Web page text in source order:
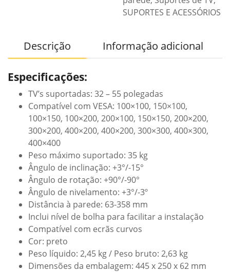
SUPORTES E ACESSÓRIOS
Descrição Informação adicional
Especificações:
TV’s suportadas: 32 – 55 polegadas
Compatível com VESA: 100×100, 150×100,
100×150, 100×200, 200×100, 150×150, 200×200,
300×200, 400×200, 400×200, 300×300, 400×300,
400×400
Peso máximo suportado: 35 kg
Ângulo de inclinação: +3°/-15°
Ângulo de rotação: +90°/-90°
Ângulo de nivelamento: +3°/-3º
Distância à parede: 63-358 mm
Inclui nível de bolha para facilitar a instalação
Compatível com ecrãs curvos
Cor: preto
Peso líquido: 2,45 kg / Peso bruto: 2,63 kg
Dimensões da embalagem: 445 x 250 x 62 mm